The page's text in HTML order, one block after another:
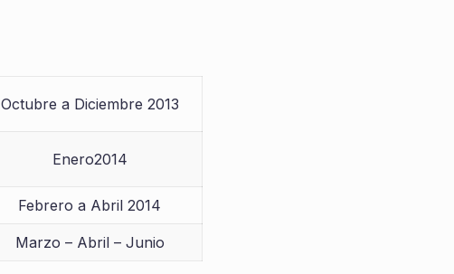
Octubre a Diciembre 2013
Enero2014
Febrero a Abril 2014
Marzo – Abril – Junio